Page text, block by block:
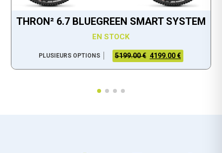
THRON² 6.7 BLUEGREEN SMART SYSTEM
EN STOCK
PLUSIEURS OPTIONS 5199.00 € 4199.00 €